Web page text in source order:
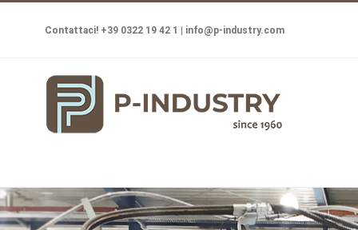
Contattaci! +39 0322 19 42 1 | info@p-industry.com